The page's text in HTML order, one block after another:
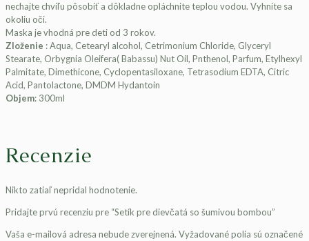
nechajte chvíľu pôsobiť a dôkladne opláchnite teplou vodou. Vyhnite sa
okoliu oči.
Maska je vhodná pre deti od 3 rokov.
Zloženie : Aqua, Cetearyl alcohol, Cetrimonium Chloride, Glyceryl
Stearate, Orbygnia Oleifera( Babassu) Nut Oil, Pnthenol, Parfum, Etylhexyl
Palmitate, Dimethicone, Cyclopentasiloxane, Tetrasodium EDTA, Citric
Acid, Pantolactone, DMDM Hydantoin
Objem: 300ml
Recenzie
Nikto zatiaľ nepridal hodnotenie.
Pridajte prvú recenziu pre “Setík pre dievčatá so šumivou bombou”
Vaša e-mailová adresa nebude zverejnená. Vyžadované polia sú označené